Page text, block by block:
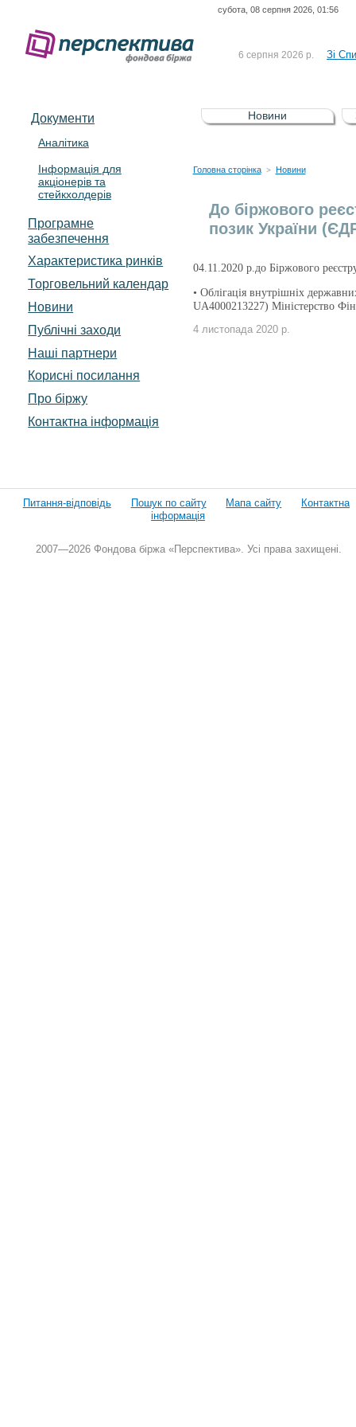
субота, 08 серпня 2026, 01:56
6 серпня 2026 р. Зі
5 серпня 2026 р.
Зі
UA4000232607)
4 серпня 2026 р.
Документи
Аналітика
Інформація для
акціонерів та
стейкхолдерів
Програмне
забезпечення
Характеристика pинків
Торговельний календар
Новини
Публічні заходи
Наші партнери
Корисні посилання
Про біржу
Контактна інформація
Новини
Головна сторінка > Новини
До біржового
позик України
04.11.2020 р.до Біржового
• Облігація внутрішніх
UA4000213227) Міністерство
4 листопада 2020 р.
Питання-відповідь Пошук по сайту Мапа сайту
Контактна
інформація
2007—2026 Фондова біржа «Перспектива». Усі права захищені.